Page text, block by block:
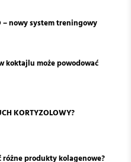
– nowy system treningowy
koktajlu może powodować
KORTYZOLOWY?
różne produkty kolagenowe?